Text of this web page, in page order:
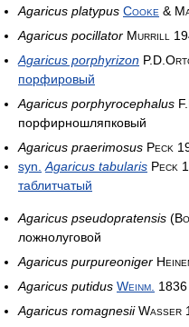
Agaricus platypus Cooke &
Agaricus pocillator Murrill
Agaricus porphyrizon
порфировый
Agaricus porphyrocephalus
порфирношляпковый
Agaricus praerimosus Peck
syn. Agaricus tabularis Peck
таблитчатый
Agaricus pseudopratensis
ложнолуговой
Agaricus purpureoniger
Agaricus putidus Weinm. 1836
Agaricus romagnesii Wasser